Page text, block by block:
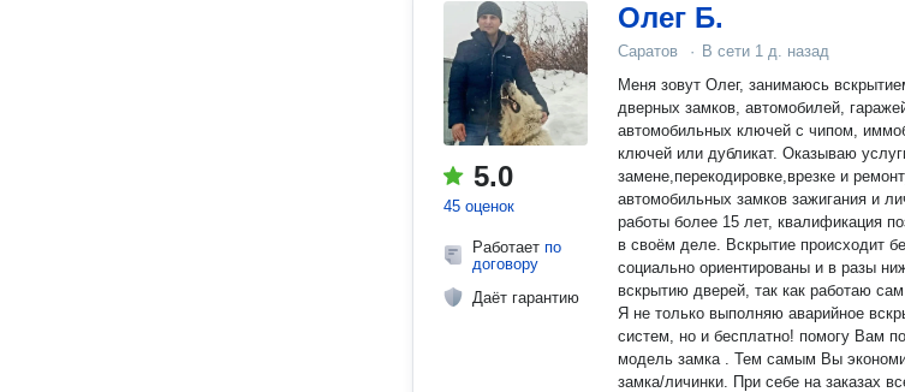
5.0
45 оценок
Работает по
договору
Даёт гарантию
Олег Б.
Саратов · В сети 1 д. назад
Меня зовут Олег, занимаюсь вcкpытиeм всех типов
дверных замков, автомобилей, гаражей,сейфов
автомобильных ключей с чипом,
ключей или дубликат. Оказываю услуги по
замене,перекодировке,врезке и ремонту
автомобильных замков зажигания и личинок
работы более 15 лет, квалификация
в своём деле. Вскрытие происходит без повреждений двери. Цены
социально ориентированы и в разы
вскрытию дверей, так как работаю
Я не только выполняю аварийное
систем, но и бесплатно! помогу Вам
модель замка . Тем самым Вы
замка/личинки. При себе на заказах